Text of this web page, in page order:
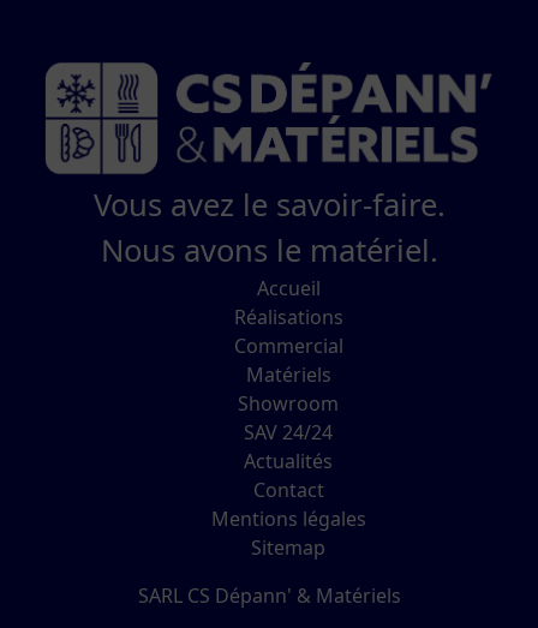
Vous avez le savoir-faire.
Nous avons le matériel.
Accueil
Réalisations
Commercial
Matériels
Showroom
SAV 24/24
Actualités
Contact
Mentions légales
Sitemap
SARL CS Dépann' & Matériels